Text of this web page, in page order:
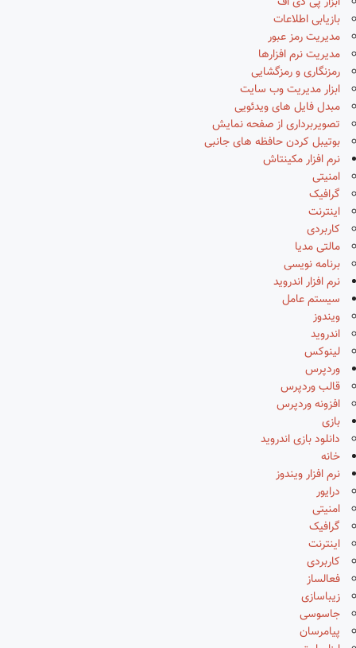
بازیابی اطلاعات
مدیریت رمز عبور
مدیریت نرم افزارها
رمزنگاری و رمزگشایی
ابزار مدیریت وب سایت
مبدل فایل های ویدئویی
تصویربرداری از صفحه نمایش
بوتیبل کردن حافظه های جانبی
نرم افزار مکینتاش
امنیتی
گرافیک
اینترنت
کاربردی
مالتی مدیا
برنامه نویسی
نرم افزار اندروید
سیستم عامل
ویندوز
اندروید
لینوکس
وردپرس
قالب وردپرس
افزونه وردپرس
بازی
دانلود بازی اندروید
خانه
نرم افزار ویندوز
درایور
امنیتی
گرافیک
اینترنت
کاربردی
فعالساز
زیباسازی
جاسوسی
پیامرسان